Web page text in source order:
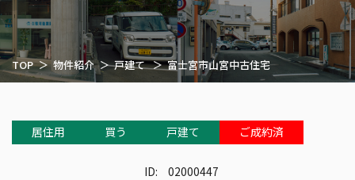
TOP 物件紹介 戸建て 富士宮市山宮中古住宅
居住用 買う 戸建て ご成約済
ID: 02000447